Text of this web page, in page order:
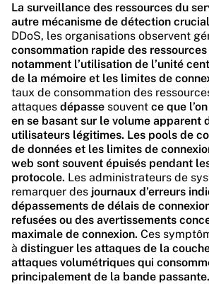
La surveillance des ressources du
autre mécanisme de détection
DDoS, les organisations observent
consommation rapide des ressources
notamment l’utilisation de l’unité
de la mémoire et les limites de
taux de consommation des
attaques dépasse souvent ce que
en se basant sur le volume apparent
utilisateurs légitimes. Les pools de
de données et les limites de
web sont souvent épuisés pendant
protocole. Les administrateurs de
remarquer des journaux d’erreurs
dépassements de délais de
refusées ou des avertissements
maximale de connexion. Ces
à distinguer les attaques de la
attaques volumétriques qui
principalement de la bande passante.